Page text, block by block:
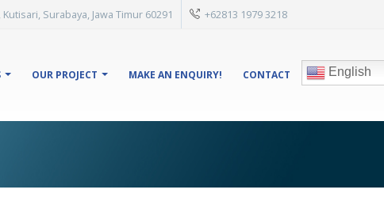
Surabaya, Jawa Timur 60291 +62813 1979 3218
OUR PROJECT MAKE AN ENQUIRY! CONTACT English